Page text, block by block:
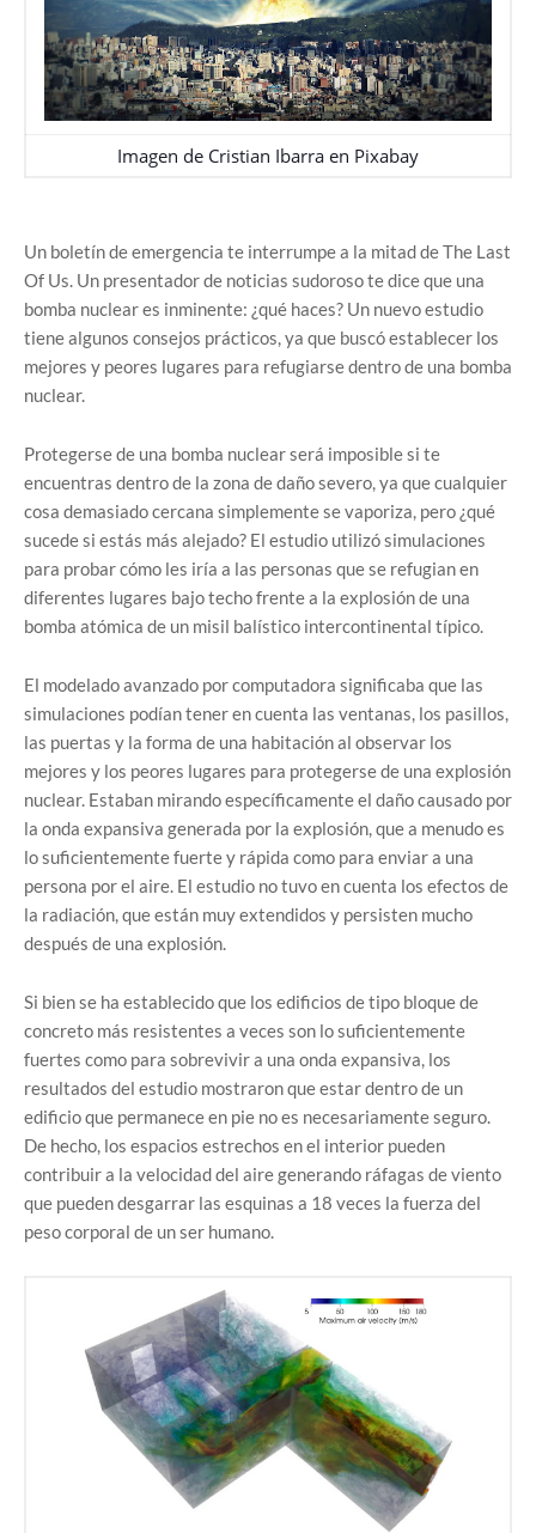
Imagen de Cristian Ibarra en Pixabay
Un boletín de emergencia te interrumpe a la mitad de The Last
Of Us. Un presentador de noticias sudoroso te dice que una
bomba nuclear es inminente: ¿qué haces? Un nuevo estudio
tiene algunos consejos prácticos, ya que buscó establecer los
mejores y peores lugares para refugiarse dentro de una bomba
nuclear.
Protegerse de una bomba nuclear será imposible si te
encuentras dentro de la zona de daño severo, ya que cualquier
cosa demasiado cercana simplemente se vaporiza, pero ¿qué
sucede si estás más alejado? El estudio utilizó simulaciones
para probar cómo les iría a las personas que se refugian en
diferentes lugares bajo techo frente a la explosión de una
bomba atómica de un misil balístico intercontinental típico.
El modelado avanzado por computadora significaba que las
simulaciones podían tener en cuenta las ventanas, los pasillos,
las puertas y la forma de una habitación al observar los
mejores y los peores lugares para protegerse de una explosión
nuclear. Estaban mirando específicamente el daño causado por
la onda expansiva generada por la explosión, que a menudo es
lo suficientemente fuerte y rápida como para enviar a una
persona por el aire. El estudio no tuvo en cuenta los efectos de
la radiación, que están muy extendidos y persisten mucho
después de una explosión.
Si bien se ha establecido que los edificios de tipo bloque de
concreto más resistentes a veces son lo suficientemente
fuertes como para sobrevivir a una onda expansiva, los
resultados del estudio mostraron que estar dentro de un
edificio que permanece en pie no es necesariamente seguro.
De hecho, los espacios estrechos en el interior pueden
contribuir a la velocidad del aire generando ráfagas de viento
que pueden desgarrar las esquinas a 18 veces la fuerza del
peso corporal de un ser humano.